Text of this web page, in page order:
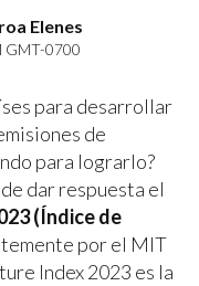
Elenes
GMT-0700
para desarrollar
de
para lograrlo?
dar respuesta el
(Índice de
por el MIT
Index 2023 es la